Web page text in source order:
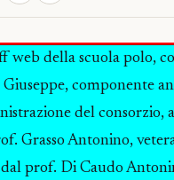
web della scuola polo,
componente
del consorzio,
Grasso Antonino,
prof. Di Caudo